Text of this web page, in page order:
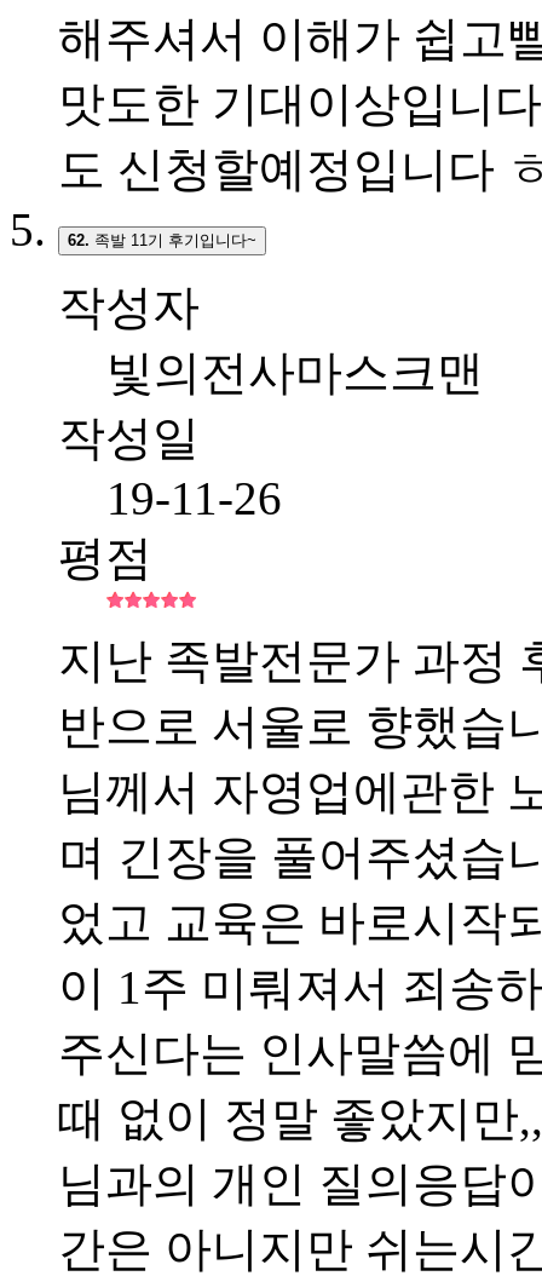
해주셔서 이해가 쉽고
맛도한 기대이상입니
도 신청할예정입니다
62. 족발 11기 후기입니다~
작성자
빛의전사마스크맨
작성일
19-11-26
평점
지난 족발전문가 과정
반으로 서울로 향했습
님께서 자영업에관한
며 긴장을 풀어주셨습
었고 교육은 바로시작
이 1주 미뤄져서 죄송
주신다는 인사말씀에
때 없이 정말 좋았지만
님과의 개인 질의응답
간은 아니지만 쉬는시